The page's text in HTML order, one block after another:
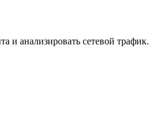
и анализировать сетевой трафик.